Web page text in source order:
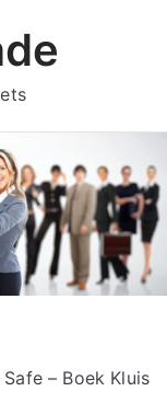
– Boek Kluis